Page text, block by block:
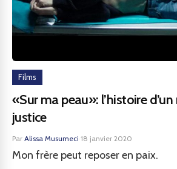
Films
«Sur ma peau»: l’histoire
justice
Par Alissa Musumeci·18 janvier 2020
Mon frère peut reposer en paix.